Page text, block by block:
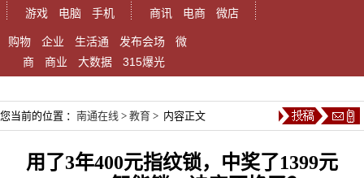
游戏
电脑 手机
商讯
电商 微店
购物 企业 生活通 发布会场
微
商
商业 大数据 315爆光
您当前的位置 ： 南通在线 > 教育 > 内容正文
用了3年400元指纹锁，中奖了1399元